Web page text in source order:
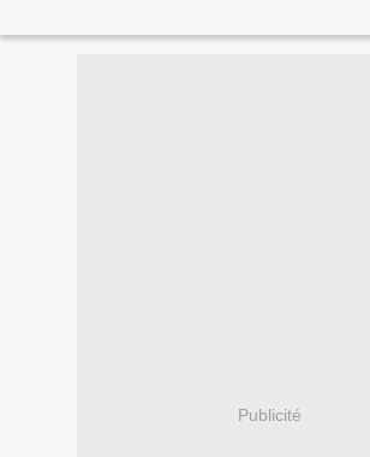
Publicité